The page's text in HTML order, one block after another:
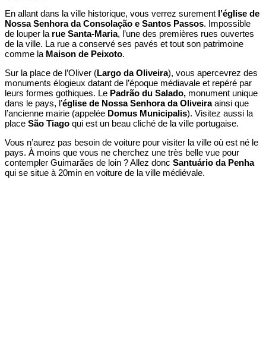
En allant dans la ville historique, vous verrez surement l’église de
Nossa Senhora da Consolação e Santos Passos. Impossible
de louper la rue Santa-Maria, l’une des premières rues ouvertes
de la ville. La rue a conservé ses pavés et tout son patrimoine
comme la Maison de Peixoto.
Sur la place de l’Oliver (Largo da Oliveira), vous apercevrez des
monuments élogieux datant de l’époque médiavale et repéré par
leurs formes gothiques. Le Padrão du Salado, monument unique
dans le pays, l’église de Nossa Senhora da Oliveiraainsi que
l’ancienne mairie (appelée Domus Municipalis). Visitez aussi la
place São Tiago qui est un beau cliché de la ville portugaise.
Vous n’aurez pas besoin de voiture pour visiter la ville où est né le
pays. À moins que vous ne cherchez une très belle vue pour
contempler Guimarães de loin ? Allez donc Santuário da Penha
qui se situe à 20min en voiture de la ville médiévale.